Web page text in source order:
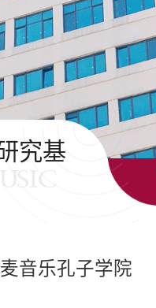
究基
音乐孔子学院